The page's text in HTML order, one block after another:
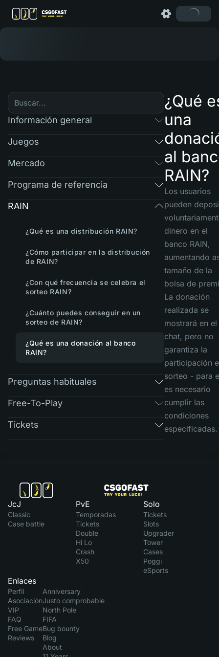
Información general
Juegos
Mercado
Programa de referencia
RAIN
¿Qué es una distribución RAIN?
¿Cómo participar en la distribución
de RAIN?
¿Con qué frecuencia se celebra el
sorteo RAIN?
¿Cuánto puedes conseguir en un
sorteo de RAIN?
¿Qué es una donación al banco
RAIN?
Preguntas habituales
Free-To-Play
Tickets
¿Qué
una
al
RAIN?
Los usuarios
pueden
dinero en el
banco RAIN,
aumentando
tamaño de la
bolsa de
La donación
realizada se
mostrará en el
chat, pero no
garantiza la
participación
sorteo - para
es necesario
cumplir las
condiciones
especificadas.
JcJ
Classic
Case battle
PvE
Temporadas
Tickets
Double
Hi Lo
Crash
X50
Solo
Tickets
Slots
Upgrader
Tower
Cases
Poggi
eSports
Enlaces
Perfil
Asociación
VIP
FAQ
Free Game
Reviews
Anniversary
Justo comprobable
North Pole
FIFA
Bug bounty
Blog
About